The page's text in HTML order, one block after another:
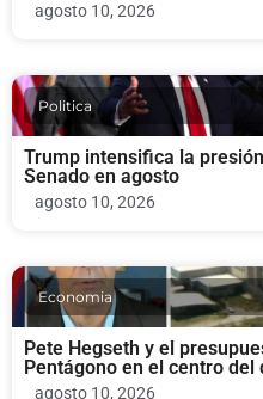
agosto 10, 2026
Politica
Trump intensifica la
Senado en agosto
agosto 10, 2026
Economia
Pete Hegseth y el
Pentágono en el centro del
agosto 10, 2026